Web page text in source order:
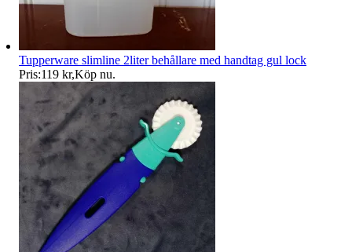
Tupperware slimline 2liter behållare med handtag gul lock
Pris:119 kr,Köp nu.